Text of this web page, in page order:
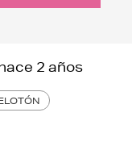
2 años